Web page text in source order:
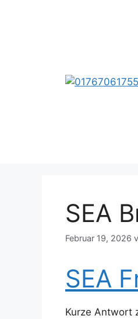
SEA
Februar 19, 2026
SEA
Kurze Antwort